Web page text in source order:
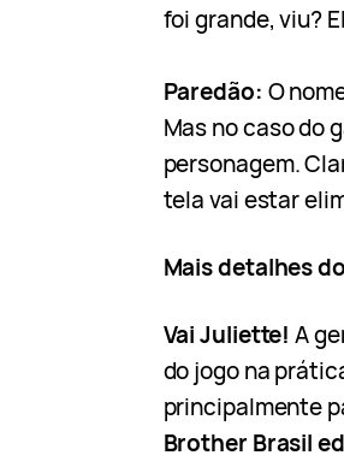
foi grande, viu?
Paredão: O
Mas no caso do
personagem.
tela vai estar
Mais detalhes
Vai Juliette! A
do jogo na
principalmente
Brother Brasil